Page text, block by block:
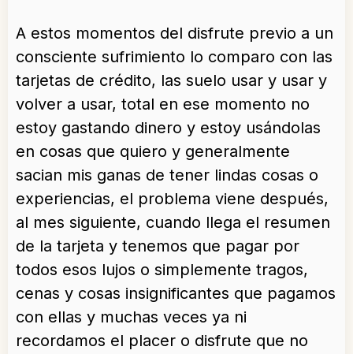
A estos momentos del disfrute previo a un
consciente sufrimiento lo comparo con las
tarjetas de crédito, las suelo usar y usar y
volver a usar, total en ese momento no
estoy gastando dinero y estoy usándolas
en cosas que quiero y generalmente
sacian mis ganas de tener lindas cosas o
experiencias, el problema viene después,
al mes siguiente, cuando llega el resumen
de la tarjeta y tenemos que pagar por
todos esos lujos o simplemente tragos,
cenas y cosas insignificantes que pagamos
con ellas y muchas veces ya ni
recordamos el placer o disfrute que no